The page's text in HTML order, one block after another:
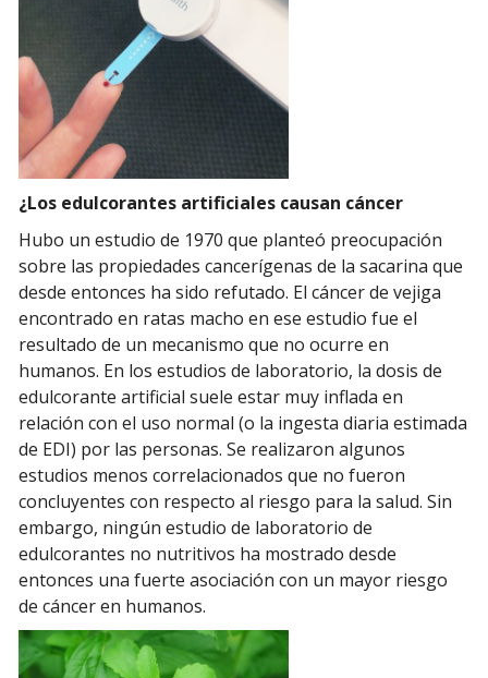
¿Los edulcorantes artificiales causan cáncer
Hubo un estudio de 1970 que planteó preocupación
sobre las propiedades cancerígenas de la sacarina que
desde entonces ha sido refutado. El cáncer de vejiga
encontrado en ratas macho en ese estudio fue el
resultado de un mecanismo que no ocurre en
humanos. En los estudios de laboratorio, la dosis de
edulcorante artificial suele estar muy inflada en
relación con el uso normal (o la ingesta diaria estimada
de EDI) por las personas. Se realizaron algunos
estudios menos correlacionados que no fueron
concluyentes con respecto al riesgo para la salud. Sin
embargo, ningún estudio de laboratorio de
edulcorantes no nutritivos ha mostrado desde
entonces una fuerte asociación con un mayor riesgo
de cáncer en humanos.